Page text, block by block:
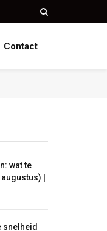
Contact
wat te
|
snelheid